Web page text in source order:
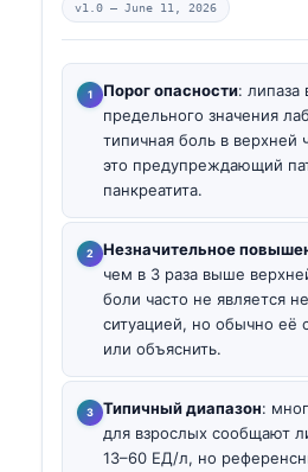
v1.0 — June 11, 2026
Порог опасности:
предельного значения
типичная боль в верхней
это предупреждающий
панкреатита.
Незначительное
чем в 3 раза выше
боли часто не является
ситуацией, но обычно её
или объяснить.
Типичный диапазон:
для взрослых сообщают
13–60 ЕД/л, но